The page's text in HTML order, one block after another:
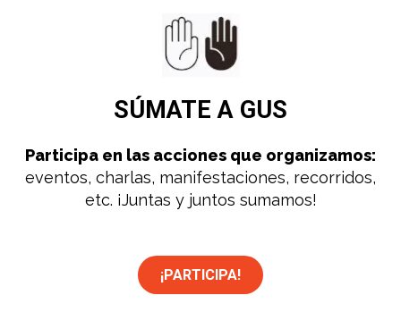
SÚMATEA GUS
Participa en las acciones que organizamos:
eventos, charlas, manifestaciones, recorridos,
etc. ¡Juntas y juntos sumamos!
¡PARTICIPA!